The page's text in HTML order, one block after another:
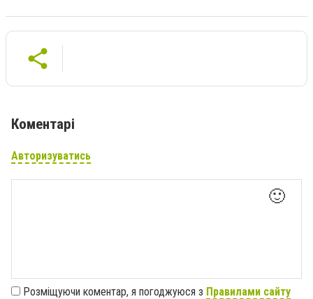
Коментарі
Авторизуватись
🙂
Розміщуючи коментар, я погоджуюся з Правилами сайту